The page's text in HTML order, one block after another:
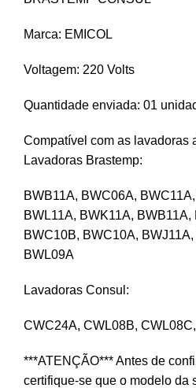
Marca: EMICOL
Voltagem: 220 Volts
Quantidade enviada: 01
Compatível com as lavadoras
Lavadoras Brastemp:
BWB11A, BWC06A,
BWL11A, BWK11A, BWB11A,
BWC10B, BWC10A,
BWL09A
Lavadoras Consul:
CWC24A, CWL08B,
***ATENÇÃO*** Antes de
certifique-se que o modelo da